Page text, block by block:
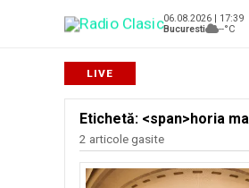
06.08.2026 | 17:39
Bucuresti
--°C
Etichetă: <span>horia
2 articole gasite